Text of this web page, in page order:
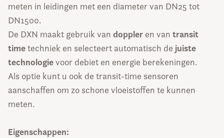
meten in leidingen met een diameter van DN25 tot
DN1500.
De DXN maakt gebruik van doppler en van transit
timetechniek en selecteert automatisch de juiste
technologievoor debiet en energie berekeningen.
Als optie kunt u ook de transit-time sensoren
aanschaffen om zo schone vloeistoffen te kunnen
meten.
Eigenschappen: